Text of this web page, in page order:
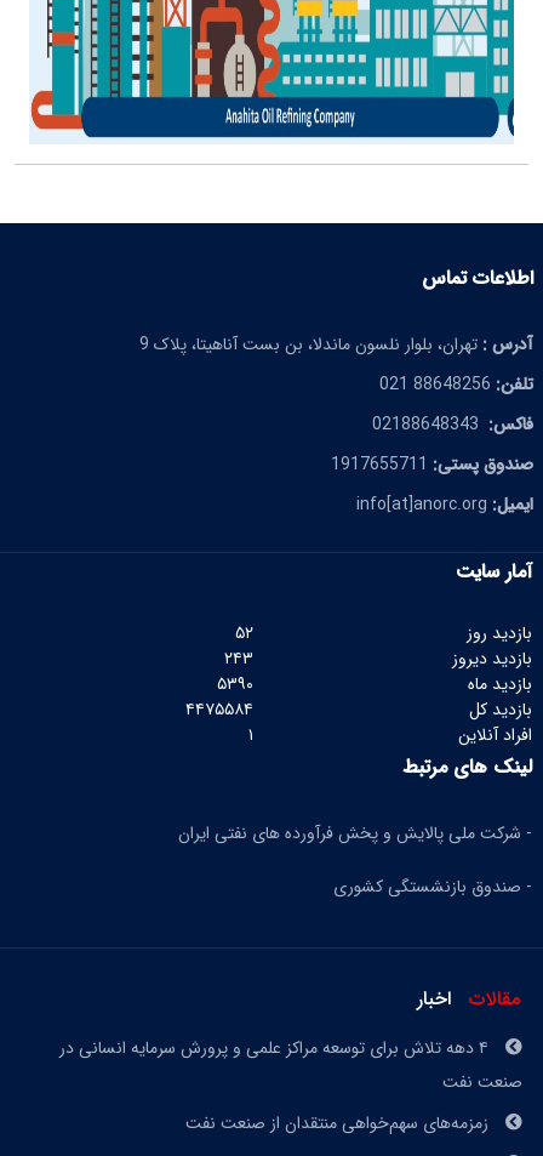
اطلاعات تماس
آدرس : تهران، بلوار نلسون ماندلا، بن بست آناهیتا، پلاک 9
تلفن: 88648256 021
فاکس: 02188648343
صندوق پستی: 1917655711
ایمیل: info[at]anorc.org
آمار سایت
بازدید روز
بازدید دیروز
بازدید ماه
بازدید کل
افراد آنلاین
۵۲
۲۴۳
۵۳۹۰
۴۴۷۵۵۸۴
۱
لینک های مرتبط
- شرکت ملی پالایش و پخش فرآورده های نفتی ایران
- صندوق بازنشستگی کشوری
مقالات اخبار
۴ دهه تلاش برای توسعه مراکز علمی و پرورش سرمایه انسانی در
صنعت نفت
زمزمه‌های سهم‌خواهی منتقدان از صنعت نفت